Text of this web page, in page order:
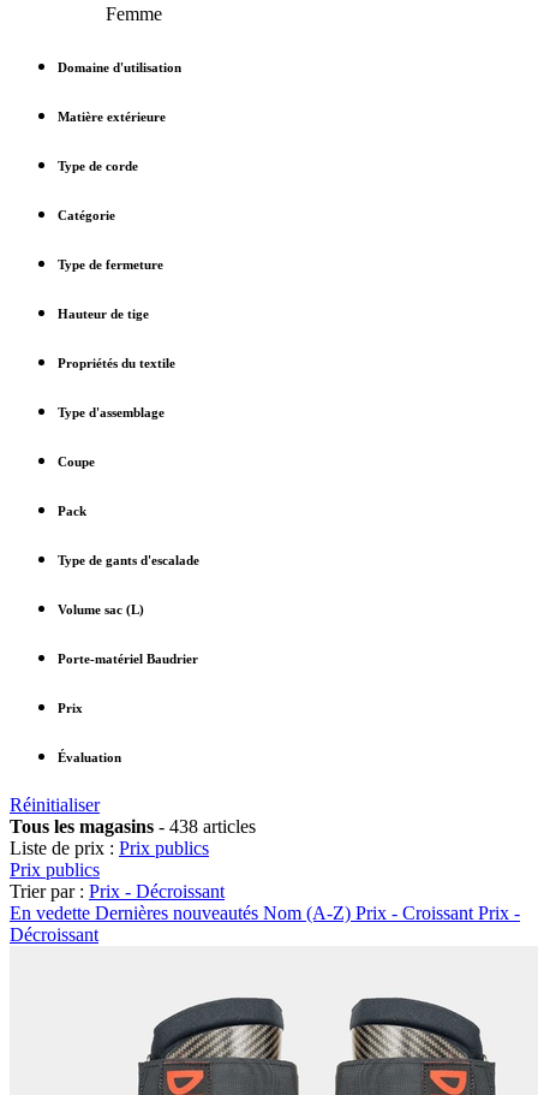
Femme
Domaine d'utilisation
Matière extérieure
Type de corde
Catégorie
Type de fermeture
Hauteur de tige
Propriétés du textile
Type d'assemblage
Coupe
Pack
Type de gants d'escalade
Volume sac (L)
Porte-matériel Baudrier
Prix
Évaluation
Réinitialiser
Tous les magasins - 438 articles
Liste de prix : Prix publics
Prix publics
Trier par : Prix - Décroissant
En vedette Dernières nouveautés Nom (A-Z) Prix - Croissant Prix -
Décroissant